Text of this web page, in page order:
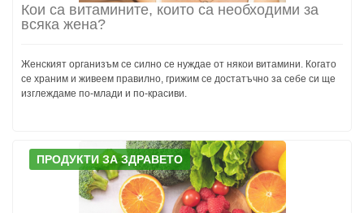
Кои са витамините, които са необходими за
всяка жена?
Женският организъм се силно се нуждае от някои витамини. Когато
се храним и живеем правилно, грижим се достатъчно за себе си ще
изглеждаме по-млади и по-красиви.
ПРОДУКТИ ЗА ЗДРАВЕТО